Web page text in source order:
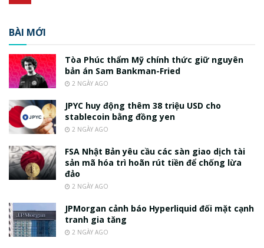
BÀI MỚI
Tòa Phúc thẩm Mỹ chính thức giữ nguyên
bản án Sam Bankman-Fried
2 NGÀY AGO
JPYC huy động thêm 38 triệu USD cho
stablecoin bằng đồng yen
2 NGÀY AGO
FSA Nhật Bản yêu cầu các sàn giao dịch tài
sản mã hóa trì hoãn rút tiền để chống lừa
đảo
2 NGÀY AGO
JPMorgan cảnh báo Hyperliquid đối mặt cạnh
tranh gia tăng
2 NGÀY AGO